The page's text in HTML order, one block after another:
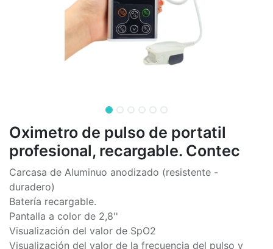
Oximetro de pulso de portatil
profesional, recargable. Contec
Carcasa de Aluminuo anodizado (resistente -
duradero)
Batería recargable.
Pantalla a color de 2,8''
Visualización del valor de SpO2
Visualización del valor de la frecuencia del pulso y